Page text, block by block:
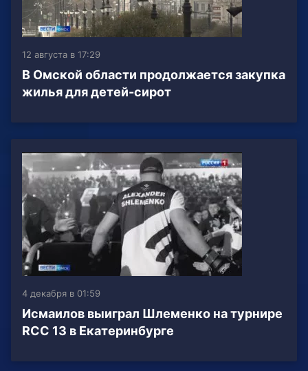
12 августа в 17:29
В Омской области продолжается закупка
жилья для детей-сирот
4 декабря в 01:59
Исмаилов выиграл Шлеменко на турнире
RCC 13 в Екатеринбурге